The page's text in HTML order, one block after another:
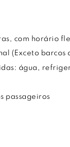
com horário
(Exceto barcos
água,
passageiros